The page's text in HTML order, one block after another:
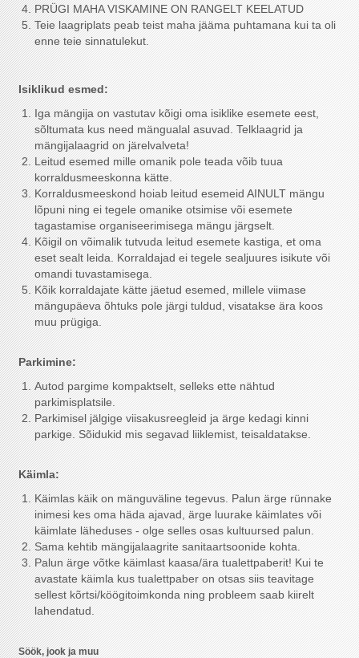
PRÜGI MAHA VISKAMINE ON RANGELT KEELATUD
Teie laagriplats peab teist maha jääma puhtamana kui ta oli
enne teie sinnatulekut.
Isiklikud esmed:
Iga mängija on vastutav kõigi oma isiklike esemete eest,
sõltumata kus need mängualal asuvad. Telklaagrid ja
mängijalaagrid on järelvalveta!
Leitud esemed mille omanik pole teada võib tuua
korraldusmeeskonna kätte.
Korraldusmeeskond hoiab leitud esemeid AINULT mängu
lõpuni ning ei tegele omanike otsimise või esemete
tagastamise organiseerimisega mängu järgselt.
Kõigil on võimalik tutvuda leitud esemete kastiga, et oma
eset sealt leida. Korraldajad ei tegele sealjuures isikute või
omandi tuvastamisega.
Kõik korraldajate kätte jäetud esemed, millele viimase
mängupäeva õhtuks pole järgi tuldud, visatakse ära koos
muu prügiga.
Parkimine:
Autod pargime kompaktselt, selleks ette nähtud
parkimisplatsile.
Parkimisel jälgige viisakusreegleid ja ärge kedagi kinni
parkige. Sõidukid mis segavad liiklemist, teisaldatakse.
Käimla:
Käimlas käik on mänguväline tegevus. Palun ärge rünnake
inimesi kes oma häda ajavad, ärge luurake käimlates või
käimlate läheduses - olge selles osas kultuursed palun.
Sama kehtib mängijalaagrite sanitaartsoonide kohta.
Palun ärge võtke käimlast kaasa/ära tualettpaberit! Kui te
avastate käimla kus tualettpaber on otsas siis teavitage
sellest kõrtsi/köögitoimkonda ning probleem saab kiirelt
lahendatud.
Söök, jook ja muu